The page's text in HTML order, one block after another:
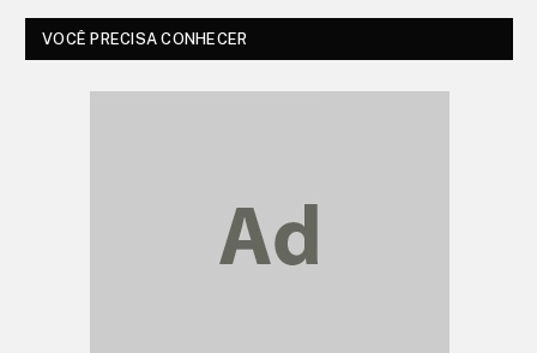
VOCÊ PRECISA CONHECER